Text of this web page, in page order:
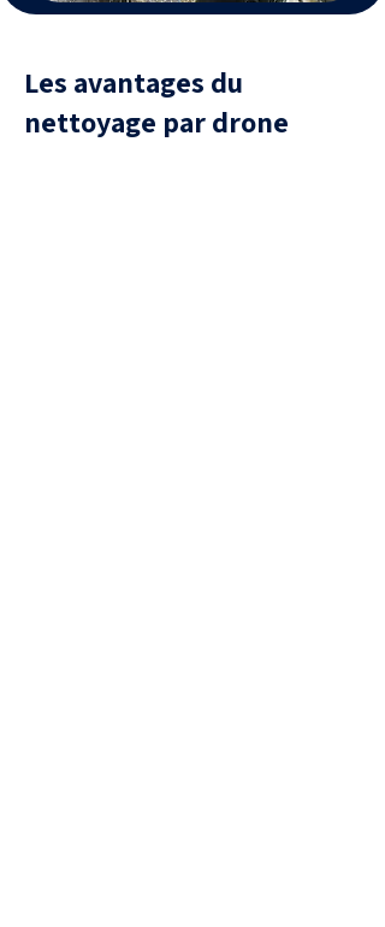
Les avantages du
nettoyage par drone